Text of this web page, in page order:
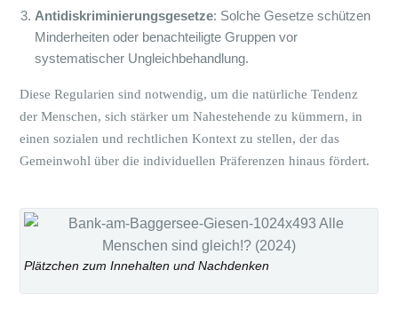
Antidiskriminierungsgesetze: Solche Gesetze schützen
Minderheiten oder benachteiligte Gruppen vor
systematischer Ungleichbehandlung.
Diese Regularien sind notwendig, um die natürliche Tendenz
der Menschen, sich stärker um Nahestehende zu kümmern, in
einen sozialen und rechtlichen Kontext zu stellen, der das
Gemeinwohl über die individuellen Präferenzen hinaus fördert.
Plätzchen zum Innehalten und Nachdenken